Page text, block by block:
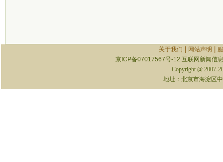
关于我们 网站声明
京ICP备07017567号-12 互联网新闻信
Copyright @ 2007-
地址：北京市海淀区